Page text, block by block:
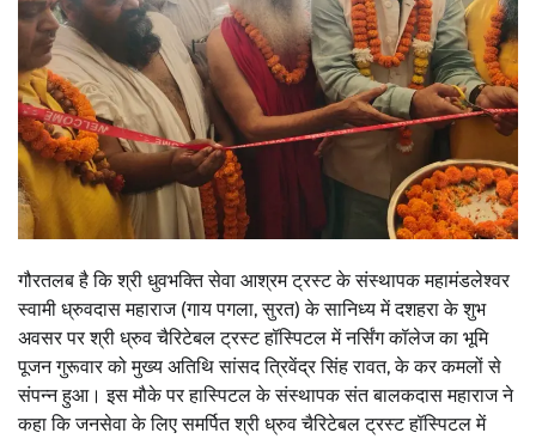
गौरतलब है कि श्री धुवभक्ति सेवा आश्रम ट्रस्ट के संस्थापक महामंडलेश्वर
स्वामी ध्रुवदास महाराज (गाय पगला, सुरत) के सानिध्य में दशहरा के शुभ
अवसर पर श्री ध्रुव चैरिटेबल ट्रस्ट हॉस्पिटल में नर्सिंग कॉलेज का भूमि
पूजन गुरूवार को मुख्य अतिथि सांसद त्रिवेंद्र सिंह रावत, के कर कमलों से
संपन्न हुआ। इस मौके पर हास्पिटल के संस्थापक संत बालकदास महाराज ने
कहा कि जनसेवा के लिए समर्पित श्री ध्रुव चैरिटेबल ट्रस्ट हॉस्पिटल में